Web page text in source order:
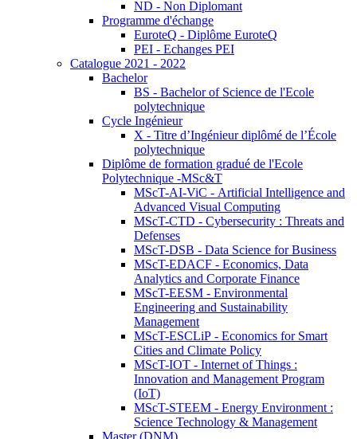
ND - Non Diplomant
Programme d'échange
EuroteQ - Diplôme EuroteQ
PEI - Echanges PEI
Catalogue 2021 - 2022
Bachelor
BS - Bachelor of Science de l'Ecole
polytechnique
Cycle Ingénieur
X - Titre d’Ingénieur diplômé de l’École
polytechnique
Diplôme de formation gradué de l'Ecole
Polytechnique -MSc&T
MScT-AI-ViC - Artificial Intelligence and
Advanced Visual Computing
MScT-CTD - Cybersecurity : Threats and
Defenses
MScT-DSB - Data Science for Business
MScT-EDACF - Economics, Data
Analytics and Corporate Finance
MScT-EESM - Environmental
Engineering and Sustainability
Management
MScT-ESCLiP - Economics for Smart
Cities and Climate Policy
MScT-IOT - Internet of Things :
Innovation and Management Program
(IoT)
MScT-STEEM - Energy Environment :
Science Technology & Management
Master (DNM)